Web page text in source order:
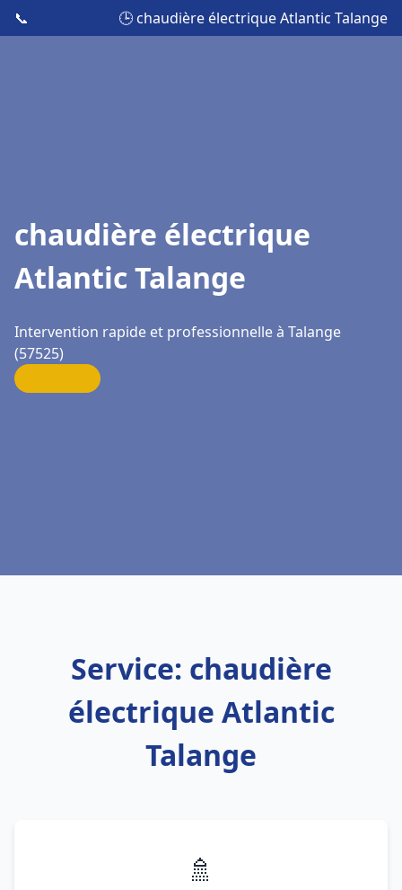
📞 🕒 chaudière électrique Atlantic Talange
chaudière électrique
Atlantic Talange
Intervention rapide et professionnelle à Talange
(57525)
Service: chaudière
électrique Atlantic
Talange
🚿